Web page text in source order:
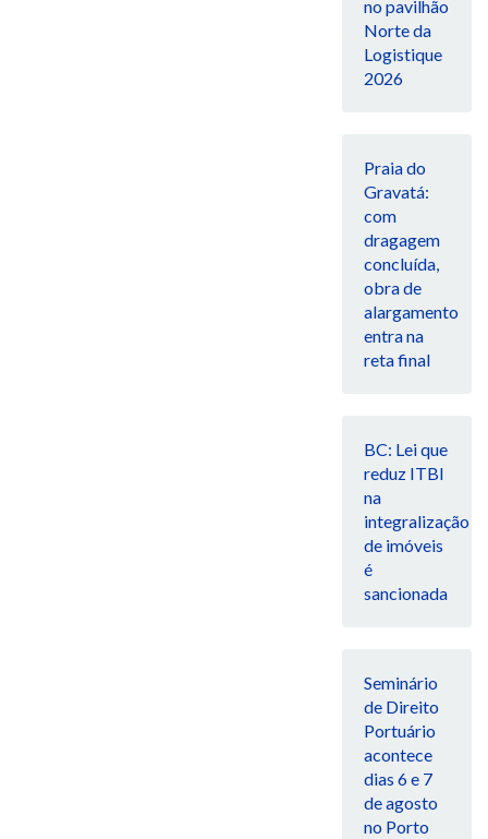
no pavilhão
Norte da
Logistique
2026
Praia do
Gravatá:
com
dragagem
concluída,
obra de
alargamento
entra na
reta final
BC: Lei que
reduz ITBI
na
integralização
de imóveis
é
sancionada
Seminário
de Direito
Portuário
acontece
dias 6 e 7
de agosto
no Porto